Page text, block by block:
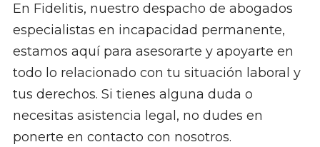
En Fidelitis, nuestro despacho de abogados
especialistas en incapacidad permanente,
estamos aquí para asesorarte y apoyarte en
todo lo relacionado con tu situación laboral y
tus derechos. Si tienes alguna duda o
necesitas asistencia legal, no dudes en
ponerte en contacto con nosotros.